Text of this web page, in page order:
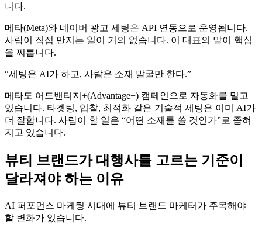
니다.
메타(Meta)와 네이버 광고 세팅은 API 연동으로 운영됩니다.
사람이 직접 만지는 일이 거의 없습니다. 이 대표의 말이 핵심
을 찌릅니다.
“세팅은 AI가 하고, 사람은 소재 발굴만 한다.”
메타도 어드밴티지+(Advantage+) 캠페인으로 자동화를 밀고
있습니다. 타겟팅, 입찰, 최적화 같은 기술적 세팅은 이미 AI가
더 잘합니다. 사람이 할 일은 “어떤 소재를 쓸 것인가”로 좁혀
지고 있습니다.
뷰티 브랜드가 대행사를 고르는 기준이
달라져야 하는 이유
AI 퍼포먼스 마케팅 시대에 뷰티 브랜드 마케터가 주목해야
할 변화가 있습니다.